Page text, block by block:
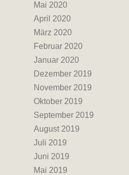
Mai 2020
April 2020
März 2020
Februar 2020
Januar 2020
Dezember 2019
November 2019
Oktober 2019
September 2019
August 2019
Juli 2019
Juni 2019
Mai 2019